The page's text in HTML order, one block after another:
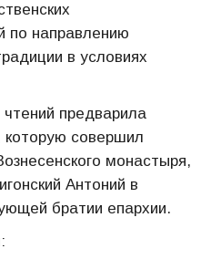
по направлению
в условиях
предварила
которую совершил
монастыря,
Антоний в
братии епархии.